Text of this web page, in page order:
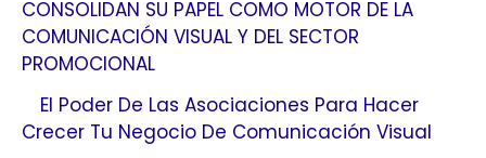
CONSOLIDAN SU PAPEL COMO MOTOR DE LA
COMUNICACIÓN VISUAL Y DEL SECTOR
PROMOCIONAL
El Poder De Las Asociaciones Para Hacer
Crecer Tu Negocio De Comunicación Visual